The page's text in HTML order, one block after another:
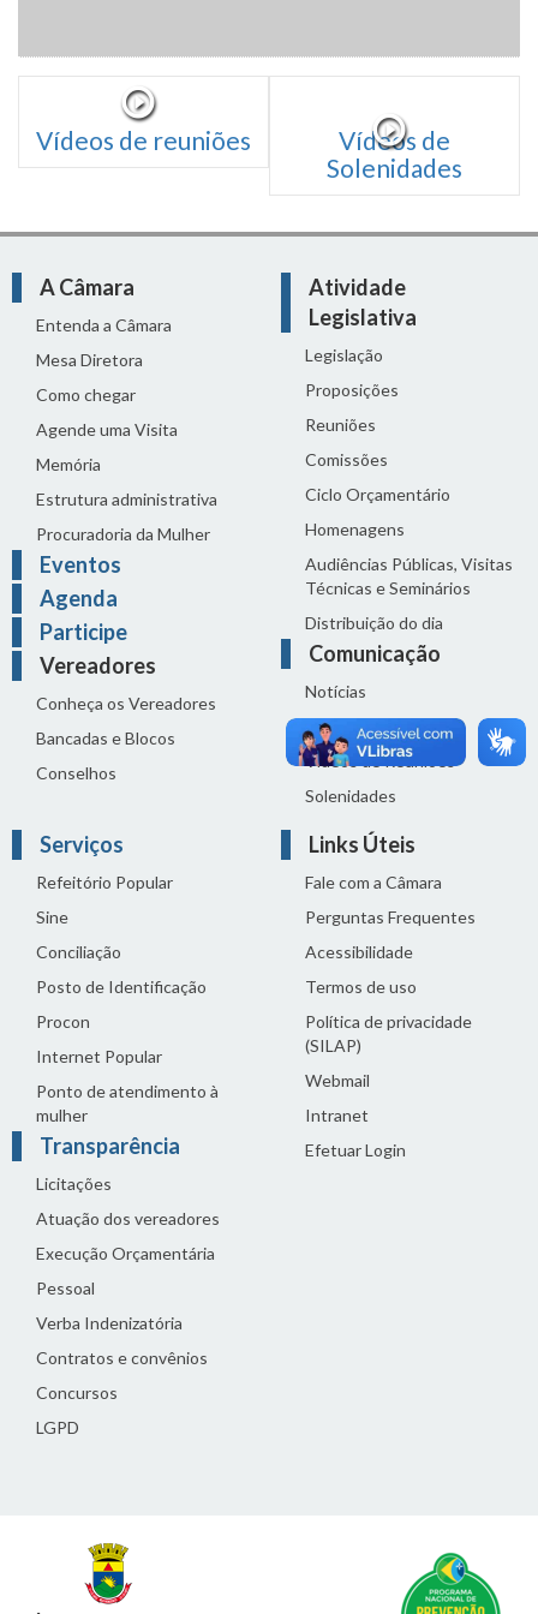
Vídeos de reuniões
Vídeos de
Solenidades
A Câmara
Entenda a Câmara
Mesa Diretora
Como chegar
Agende uma Visita
Memória
Estrutura administrativa
Procuradoria da Mulher
Eventos
Agenda
Participe
Vereadores
Conheça os Vereadores
Bancadas e Blocos
Conselhos
Atividade
Legislativa
Legislação
Proposições
Reuniões
Comissões
Ciclo Orçamentário
Homenagens
Audiências Públicas, Visitas
Técnicas e Seminários
Distribuição do dia
Comunicação
Notícias
Sala de Imprensa
Vídeos de Reuniões
Solenidades
Serviços
Refeitório Popular
Sine
Conciliação
Posto de Identificação
Procon
Internet Popular
Ponto de atendimento à
mulher
Transparência
Licitações
Atuação dos vereadores
Execução Orçamentária
Pessoal
Verba Indenizatória
Contratos e convênios
Concursos
LGPD
Links Úteis
Fale com a Câmara
Perguntas Frequentes
Acessibilidade
Termos de uso
Política de privacidade
(SILAP)
Webmail
Intranet
Efetuar Login